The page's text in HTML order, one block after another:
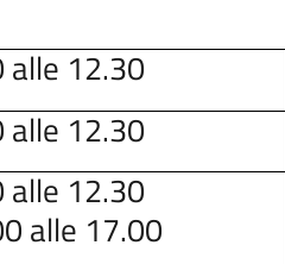
alle 12.30
alle 12.30
alle 12.30
alle 17.00